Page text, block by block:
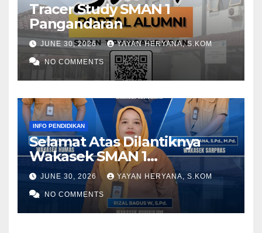
Tracer Study SMAN 1
Pangandaran
JUNE 30, 2026 YAYAN HERYANA, S.KOM
NO COMMENTS
INFO PENDIDIKAN
Selamat Atas Dilantiknya
Wakasek SMAN 1
Pangandaran Periode 2026-
2028
JUNE 30, 2026 YAYAN HERYANA, S.KOM
NO COMMENTS